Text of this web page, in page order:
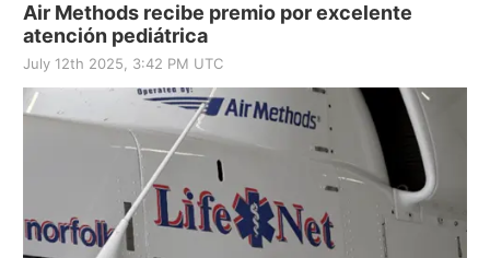
Air Methods recibe premio por excelente
atención pediátrica
July 12th 2025, 3:42 PM UTC